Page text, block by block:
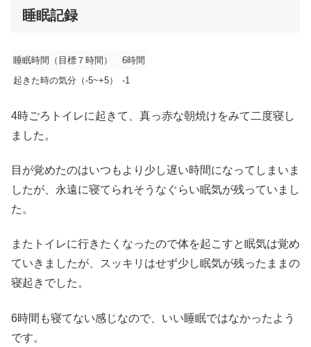
睡眠記録
睡眠時間（目標７時間）
6時間
起きた時の気分（-5~+5）
-1
4時ごろトイレに起きて、真っ赤な朝焼けをみて二度寝し
ました。
目が覚めたのはいつもより少し遅い時間になってしまいま
したが、永遠に寝てられそうなぐらい眠気が残っていまし
た。
またトイレに行きたくなったので体を起こすと眠気は覚め
ていきましたが、スッキリはせず少し眠気が残ったままの
寝起きでした。
6時間も寝てない感じなので、いい睡眠ではなかったよう
です。